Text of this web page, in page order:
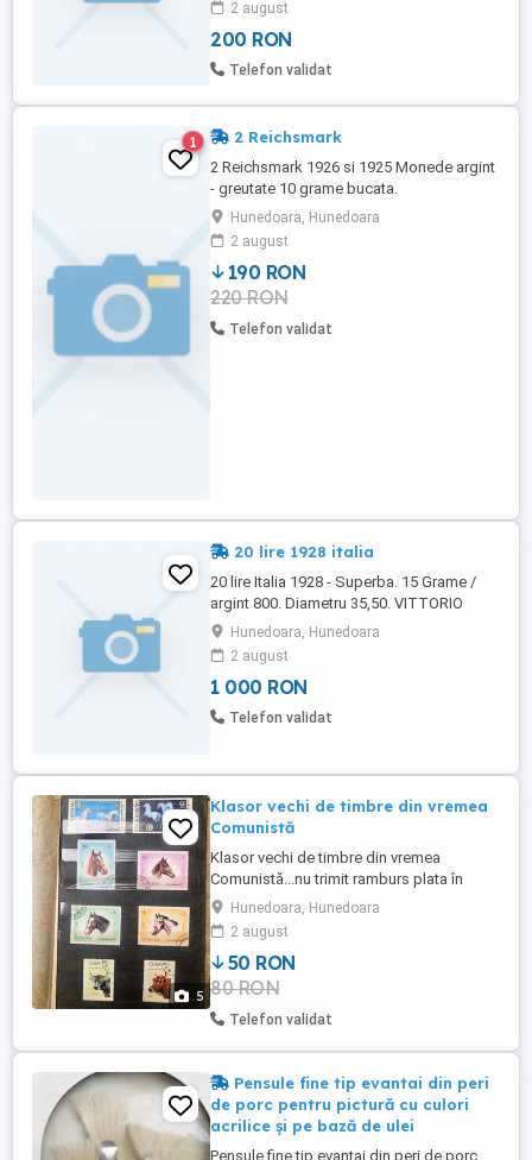
2 august
200 RON
Telefon validat
1 2 Reichsmark
2 Reichsmark 1926 si 1925 Monede argint
- greutate 10 grame bucata.
Hunedoara, Hunedoara
2 august
190 RON
220 RON
Telefon validat
20 lire 1928 italia
20 lire Italia 1928 - Superba. 15 Grame /
argint 800. Diametru 35,50. VITTORIO
EMANVELE lll RE.1900-1943 Regatul Italiei.
Piesa RARA de colectie. Tiraj 2.486.898.
Hunedoara, Hunedoara
2 august
1 000 RON
Telefon validat
5
Klasor vechi de timbre din vremea
Comunistă
Klasor vechi de timbre din vremea
Comunistă...nu trimit ramburs plata în
cont.Hunedoara, Hunedoara
2 august
50 RON
80 RON
Telefon validat
Pensule fine tip evantai din peri
de porc pentru pictură cu culori
acrilice și pe bază de ulei
Pensule fine tip evantai din peri de porc